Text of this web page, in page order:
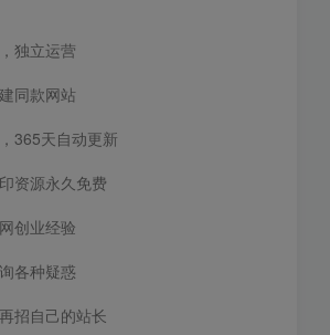
独立运营
同款网站
365天自动更新
资源永久免费
创业经验
各种疑惑
招自己的站长